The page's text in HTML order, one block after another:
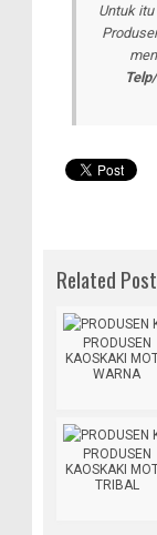
Untuk
Related
PRODUSEN
KAOSKAKI
WARNA
PRODUSEN
KAOSKAKI
TRIBAL